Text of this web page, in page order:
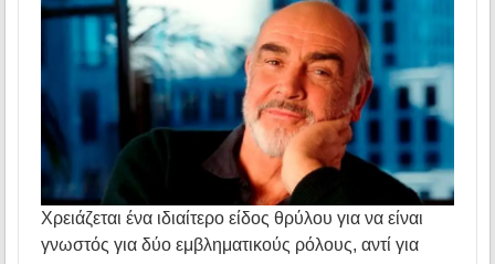
Χρειάζεται ένα ιδιαίτερο είδος θρύλου για να είναι
γνωστός για δύο εμβληματικούς ρόλους, αντί για